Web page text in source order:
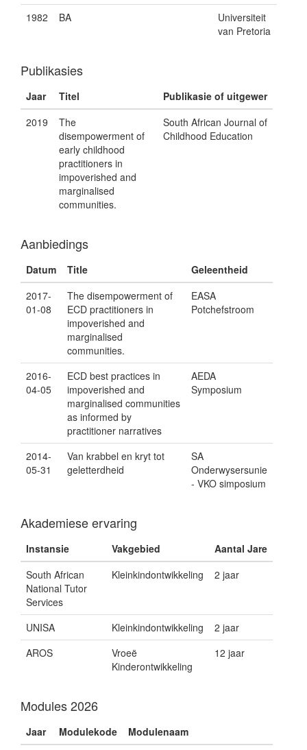
1982
BA
Universiteit
van Pretoria
Publikasies
Jaar Titel
Publikasie of uitgewer
2019
The
disempowerment of
early childhood
practitioners in
impoverished and
marginalised
communities.
South African Journal of
Childhood Education
Aanbiedings
Datum Title
Geleentheid
2017-
01-08
The disempowerment of
ECD practitioners in
impoverished and
marginalised
communities.
EASA
Potchefstroom
2016-
04-05
ECD best practices in
impoverished and
marginalised communities
as informed by
practitioner narratives
AEDA
Symposium
2014-
05-31
Van krabbel en kryt tot
geletterdheid
SA
Onderwysersunie
- VKO simposium
Akademiese ervaring
Instansie Vakgebied
Aantal Jare
South African
National Tutor
Services
Kleinkindontwikkeling 2 jaar
UNISA Kleinkindontwikkeling
2 jaar
AROS
Vroeë
Kinderontwikkeling
12 jaar
Modules 2026
Jaar Modulekode
Modulenaam